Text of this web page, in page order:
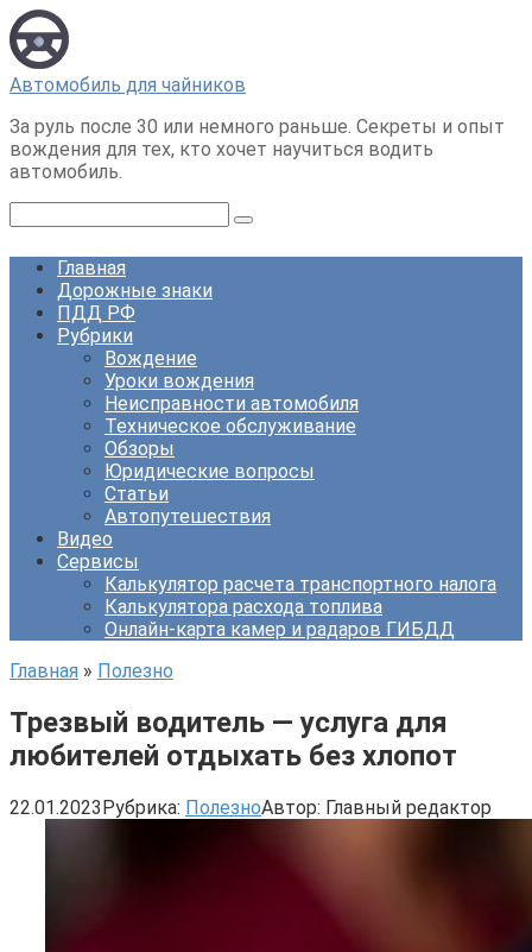
Перейти
к
контенту
Автомобиль для чайников
За руль после 30 или немного раньше. Секреты и опыт
вождения для тех, кто хочет научиться водить
автомобиль.
Главная
Дорожные знаки
ПДД РФ
Рубрики
Вождение
Уроки вождения
Неисправности автомобиля
Техническое обслуживание
Обзоры
Юридические вопросы
Статьи
Автопутешествия
Видео
Сервисы
Калькулятор расчета транспортного налога
Калькулятора расхода топлива
Онлайн-карта камер и радаров ГИБДД
Главная » Полезно
Трезвый водитель — услуга для
любителей отдыхать без хлопот
22.01.2023Рубрика: ПолезноАвтор: Главный редактор